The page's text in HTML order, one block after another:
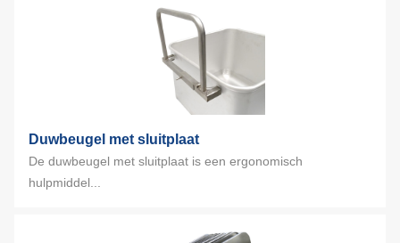
Duwbeugel met sluitplaat
De duwbeugel met sluitplaat is een ergonomisch
hulpmiddel...